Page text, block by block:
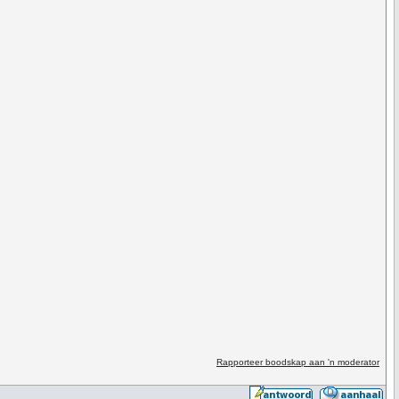
Rapporteer boodskap aan 'n moderator